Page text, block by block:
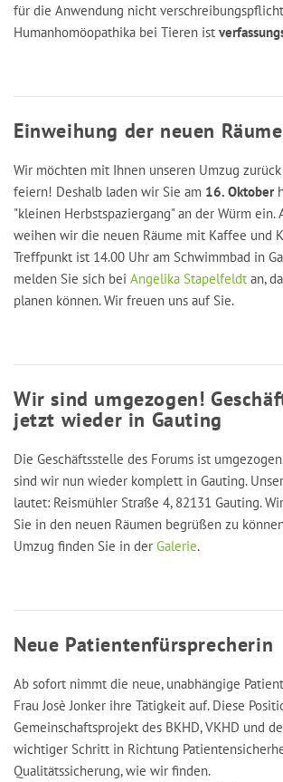
für die Anwendung nicht
Humanhomöopathika bei Tieren ist
Einweihung der neuen Räume
Wir möchten mit Ihnen unseren Umzug
feiern! Deshalb laden wir Sie am 16. Oktober
"kleinen Herbstspaziergang" an der Würm ein.
weihen wir die neuen Räume mit Kaffee und
Treffpunkt ist 14.00 Uhr am Schwimmbad in
melden Sie sich bei Angelika Stapelfeldt an,
planen können. Wir freuen uns auf Sie.
Wir sind umgezogen!
jetzt wieder in Gauting
Die Geschäftsstelle des Forums ist
sind wir nun wieder komplett in Gauting.
lautet: Reismühler Straße 4, 82131 Gauting.
Sie in den neuen Räumen begrüßen zu
Umzug finden Sie in der Galerie.
Neue Patientenfürsprecherin
Ab sofort nimmt die neue, unabhängige
Frau Josè Jonker ihre Tätigkeit auf. Diese
Gemeinschaftsprojekt des BKHD, VKHD und
wichtiger Schritt in Richtung
Qualitätssicherung, wie wir finden.